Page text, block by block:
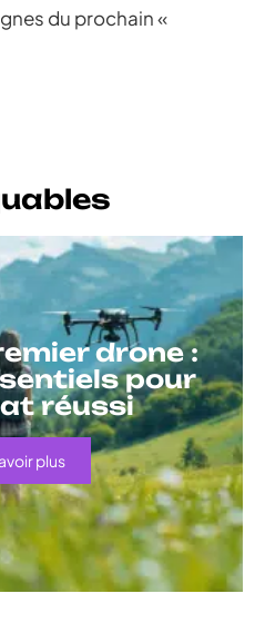
du prochain «
drone :
pour
réussi
plus